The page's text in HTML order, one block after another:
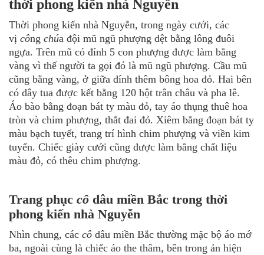
thời phong kiến nhà Nguyễn
Thời phong kiến nhà Nguyễn, trong ngày cưới, các
vị công chúa đội mũ ngũ phượng dệt bằng lông đuôi
ngựa. Trên mũ có đính 5 con phượng được làm bằng
vàng vì thế người ta gọi đó là mũ ngũ phượng. Cầu mũ
cũng bằng vàng, ở giữa đính thêm bông hoa đỏ. Hai bên
có dây tua được kết bằng 120 hột trân châu và pha lê.
Áo bào bằng đoạn bát ty màu đỏ, tay áo thụng thuê hoa
tròn và chim phượng, thắt đai đỏ. Xiêm bằng đoạn bát ty
màu bạch tuyết, trang trí hình chim phượng và viền kim
tuyến. Chiếc giày cưới cũng được làm bằng chất liệu
màu đỏ, có thêu chim phượng.
Trang phục cô dâu miền Bắc trong thời
phong kiến nhà Nguyễn
Nhìn chung, các cô dâu miền Bắc thường mặc bộ áo mớ
ba, ngoài cùng là chiếc áo the thâm, bên trong ản hiện